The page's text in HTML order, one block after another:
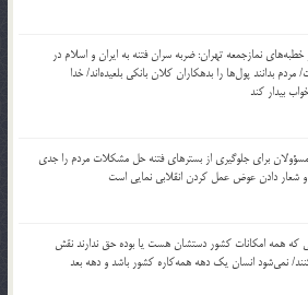
نمازجمعه تهران: ضربه‌ سران فتنه به ایران و اسلام در
بدانند پول‌ها را بدهکاران کلان بانکی بلعیده‌اند/ خدا
بیدار کند
برای جلوگیری از بسترهای فتنه حل مشکلات مردم را جدی
و شعار دادن عوض عمل کردن انقلابی نمایی است
که همه امکانات کشور دستشان هست یا بوده حق ندارند نقش
نمی‌شود انسان یک‌ دهه همه‌کاره کشور باشد و دهه بعد